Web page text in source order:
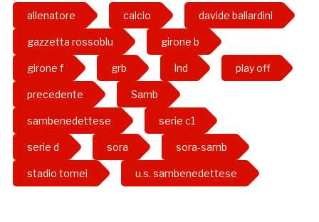
allenatore calcio davide ballardini
gazzetta rossoblu girone b
girone f grb lnd play off
precedente Samb
sambenedettese serie c1
serie d sora sora-samb
stadio tomei u.s. sambenedettese